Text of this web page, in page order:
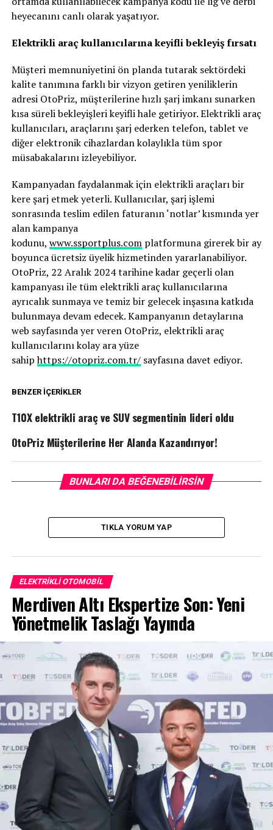
heyecanını canlı olarak yaşatıyor.
Elektrikli araç kullanıcılarına keyifli bekleyiş fırsatı
Müşteri memnuniyetini ön planda tutarak sektördeki
kalite tanımına farklı bir vizyon getiren yeniliklerin
adresi OtoPriz, müşterilerine hızlı şarj imkanı sunarken
kısa süreli bekleyişleri keyifli hale getiriyor. Elektrikli araç
kullanıcıları, araçlarını şarj ederken telefon, tablet ve
diğer elektronik cihazlardan kolaylıkla tüm spor
müsabakalarını izleyebiliyor.
Kampanyadan faydalanmak için elektrikli araçları bir
kere şarj etmek yeterli. Kullanıcılar, şarj işlemi
sonrasında teslim edilen faturanın ‘notlar’ kısmında yer
alan kampanya
kodunu, www.ssportplus.complatformuna girerek bir ay
boyunca ücretsiz üyelik hizmetinden yararlanabiliyor.
OtoPriz, 22 Aralık 2024 tarihine kadar geçerli olan
kampanyası ile tüm elektrikli araç kullanıcılarına
ayrıcalık sunmaya ve temiz bir gelecek inşasına katkıda
bulunmaya devam edecek. Kampanyanın detaylarına
web sayfasında yer veren OtoPriz, elektrikli araç
kullanıcılarını kolay ara yüze
sahiphttps://otopriz.com.tr/ sayfasına davet ediyor.
BENZER İÇERIKLER
T10X elektrikli araç ve SUV segmentinin lideri oldu
OtoPriz Müşterilerine Her Alanda Kazandırıyor!
BUNLARI DA BEĞENEBILIRSIN
TIKLA YORUM YAP
ELEKTRIKLI OTOMOBIL
Merdiven Altı Ekspertize Son: Yeni
Yönetmelik Taslağı Yayında